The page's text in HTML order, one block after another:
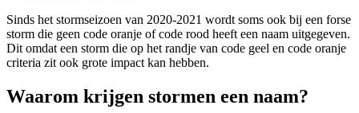
Sinds het stormseizoen van 2020-2021 wordt soms ook bij een forse
storm die geen code oranje of code rood heeft een naam uitgegeven.
Dit omdat een storm die op het randje van code geel en code oranje
criteria zit ook grote impact kan hebben.
Waarom krijgen stormen een naam?